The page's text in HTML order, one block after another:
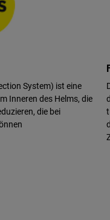
System) ist eine
Inneren des Helms, die
die bei